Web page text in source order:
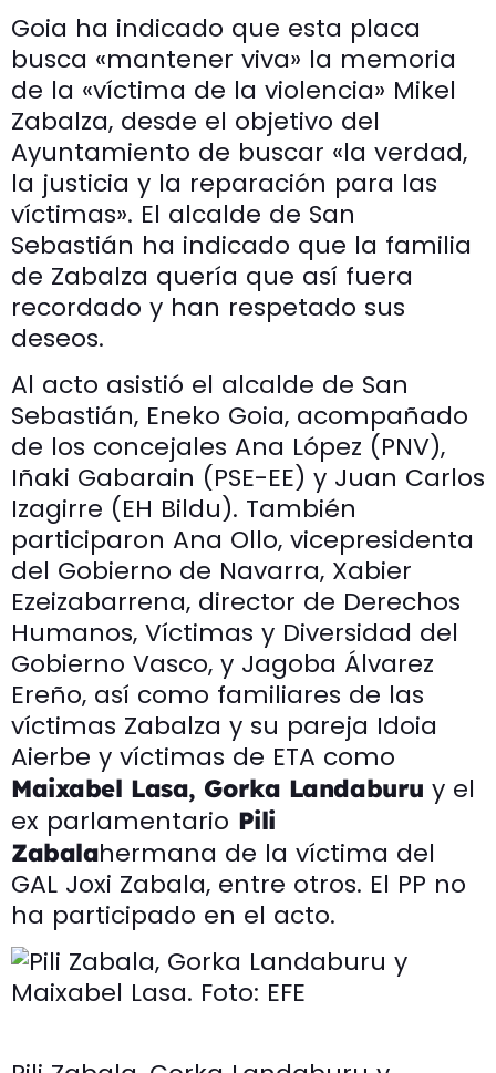
Goia ha indicado que esta placa
busca «mantener viva» la memoria
de la «víctima de la violencia» Mikel
Zabalza, desde el objetivo del
Ayuntamiento de buscar «la verdad,
la justicia y la reparación para las
víctimas». El alcalde de San
Sebastián ha indicado que la familia
de Zabalza quería que así fuera
recordado y han respetado sus
deseos.
Al acto asistió el alcalde de San
Sebastián, Eneko Goia, acompañado
de los concejales Ana López (PNV),
Iñaki Gabarain (PSE-EE) y Juan Carlos
Izagirre (EH Bildu). También
participaron Ana Ollo, vicepresidenta
del Gobierno de Navarra, Xabier
Ezeizabarrena, director de Derechos
Humanos, Víctimas y Diversidad del
Gobierno Vasco, y Jagoba Álvarez
Ereño, así como familiares de las
víctimas Zabalza y su pareja Idoia
Aierbe y víctimas de ETA como
Maixabel Lasa, Gorka Landaburu y el
ex parlamentario Pili
Zabalahermana de la víctima del
GAL Joxi Zabala, entre otros. El PP no
ha participado en el acto.